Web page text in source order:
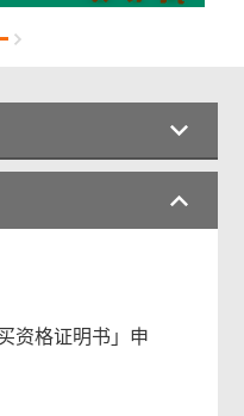
资格证明书」申